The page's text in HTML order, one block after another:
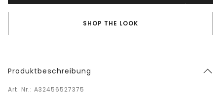
SHOP THE LOOK
Produktbeschreibung
Art. Nr.: A32456527375